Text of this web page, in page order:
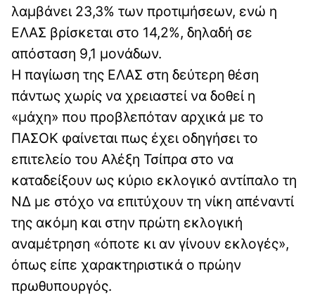
λαμβάνει 23,3% των προτιμήσεων, ενώ η
ΕΛΑΣ βρίσκεται στο 14,2%, δηλαδή σε
απόσταση 9,1 μονάδων.
Η παγίωση της ΕΛΑΣ στη δεύτερη θέση
πάντως χωρίς να χρειαστεί να δοθεί η
«μάχη» που προβλεπόταν αρχικά με το
ΠΑΣΟΚ φαίνεται πως έχει οδηγήσει το
επιτελείο του Αλέξη Τσίπρα στο να
καταδείξουν ως κύριο εκλογικό αντίπαλο τη
ΝΔ με στόχο να επιτύχουν τη νίκη απέναντί
της ακόμη και στην πρώτη εκλογική
αναμέτρηση «όποτε κι αν γίνουν εκλογές»,
όπως είπε χαρακτηριστικά ο πρώην
πρωθυπουργός.